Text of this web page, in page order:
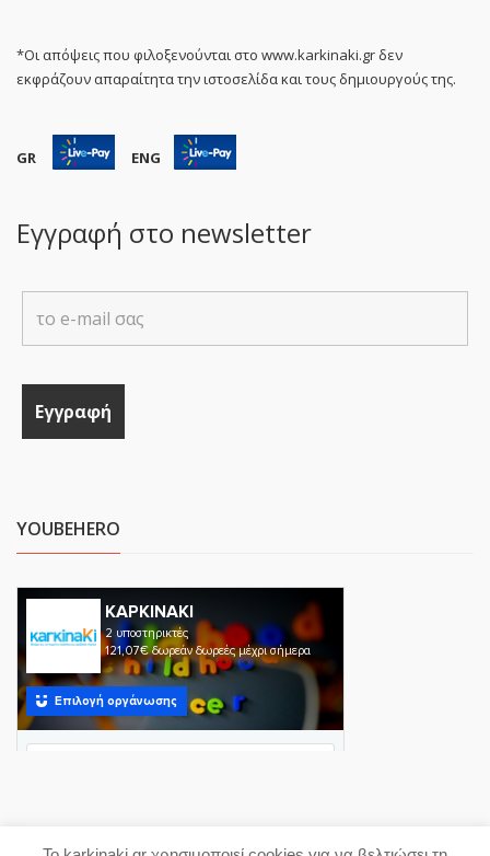
*Οι απόψεις που φιλοξενούνται στο www.karkinaki.gr δεν
εκφράζουν απαραίτητα την ιστοσελίδα και τους δημιουργούς της.
GR ENG
Εγγραφή στο newsletter
YOUBEHERO